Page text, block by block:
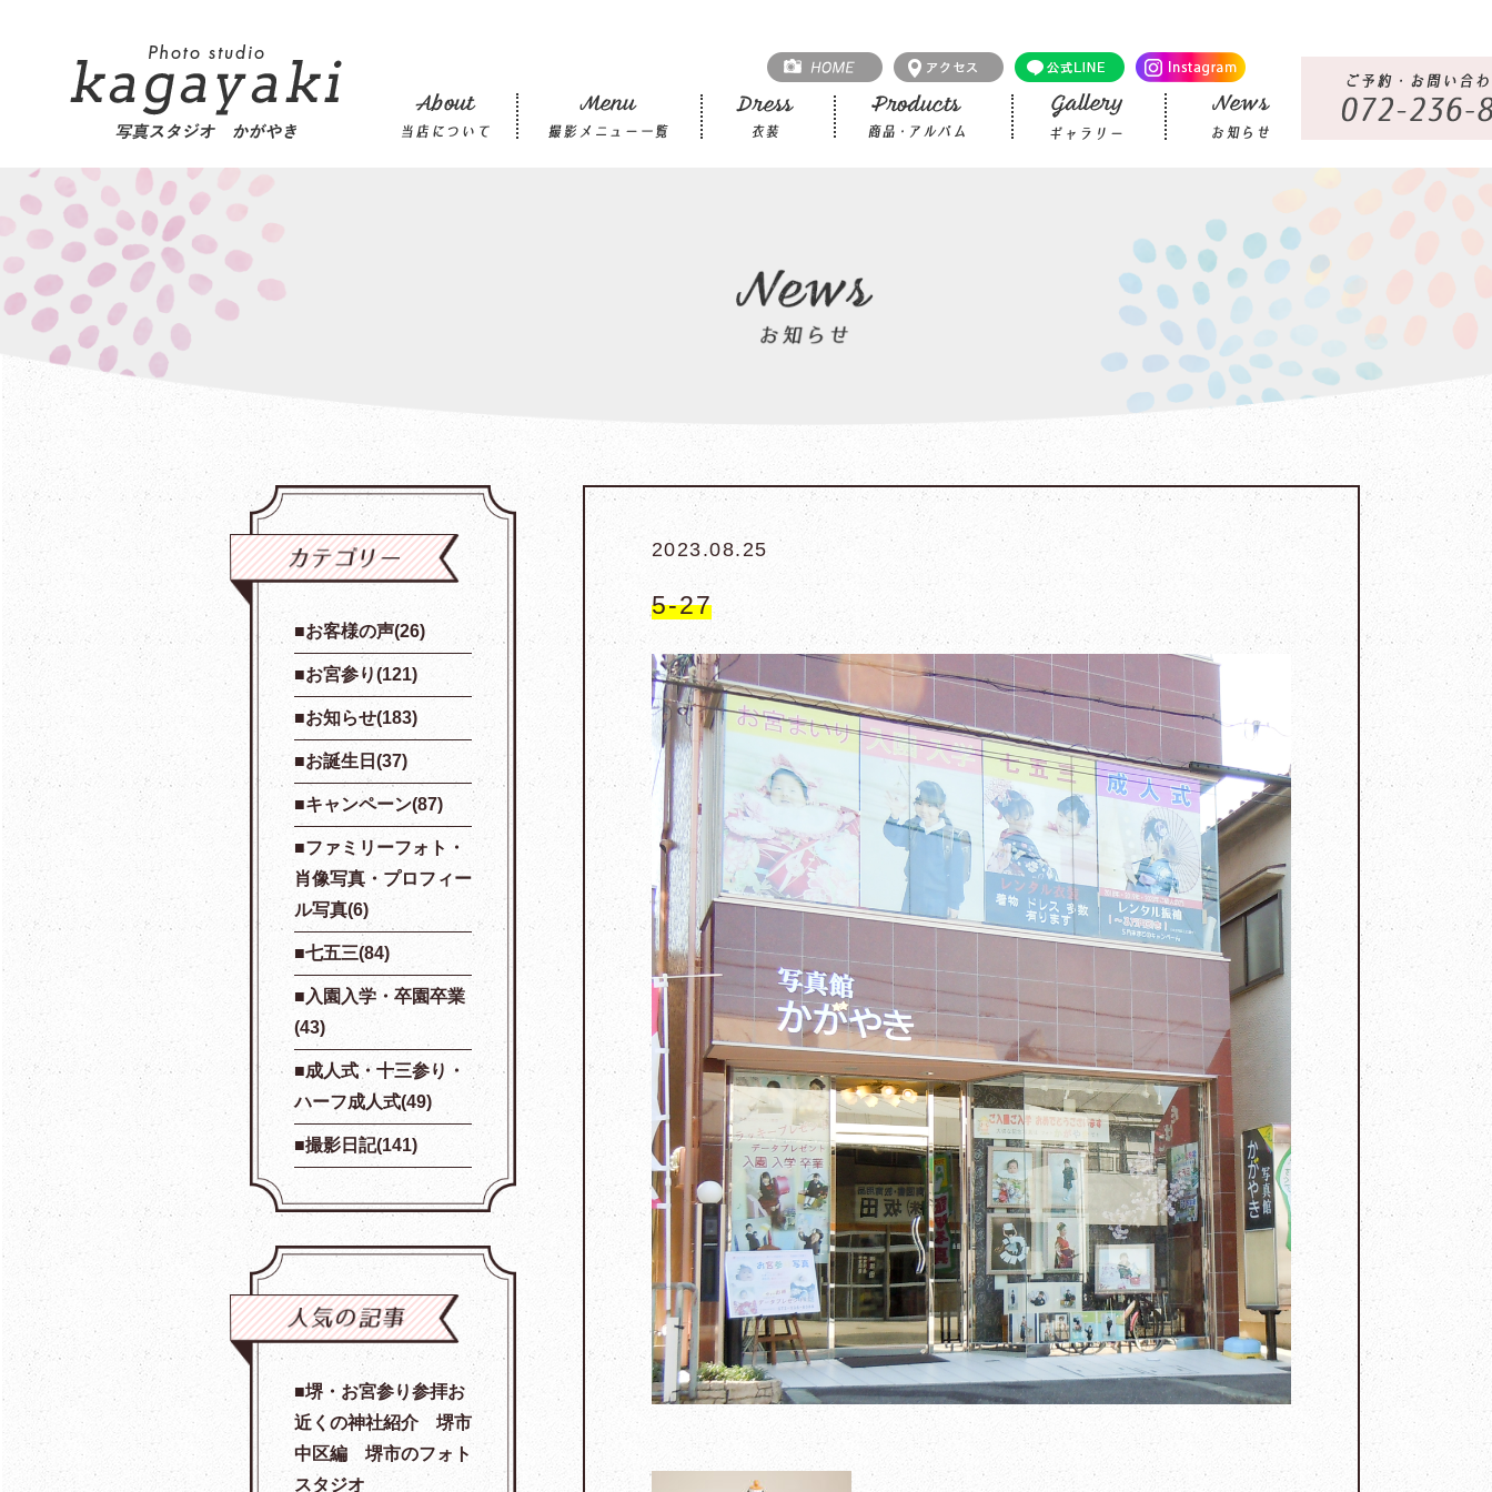
お客様の声(26)
お宮参り(121)
お知らせ(183)
お誕生日(37)
キャンペーン(87)
ファミリーフォト・
肖像写真・プロフィー
ル写真(6)
七五三(84)
入園入学・卒園卒業
(43)
成人式・十三参り・
ハーフ成人式(49)
撮影日記(141)
堺・お宮参り参拝お
近くの神社紹介 堺市
中区編 堺市のフォト
スタジオ
2023.08.25
5-27